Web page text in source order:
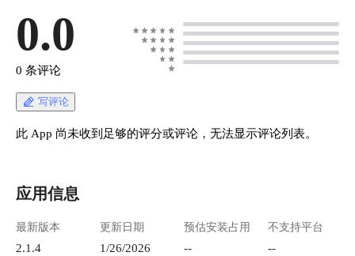
directories** 手动选择目录 ![image.png]
(https://lzc-playground-1301583638.cos.ap-
chengdu.myqcloud.com/guidelines/62/3bdd3e5b-
选择目录对话框中，选择路
径：/lzcapp/run/mnt/home 目录，在主目录中选择
音乐文件夹，如果有多个音乐目录也可以多选。
fd7f-4acd-8cc3-3c6994ea55fc.png "image.png") 选
待一会，也可以点击右上角设置 -> Quick scan 快
速扫描。 ![image.png](https://lzc-playground-
0.0
0 条评论
写评论
此 App 尚未收到足够的评分或评论，无法显示评论列表。
应用信息
最新版本
2.1.4
更新日期
1/26/2026
预估安装占用
--
不支持平台
--